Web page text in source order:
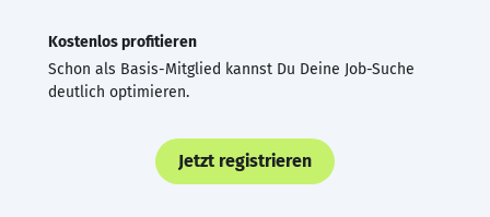
Kostenlos profitieren
Schon als Basis-Mitglied kannst Du Deine Job-Suche
deutlich optimieren.
Jetzt registrieren